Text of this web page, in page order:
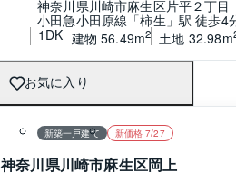
神奈川県川崎市麻生区片平２丁目
小田急小田原線「柿生」駅 徒歩4
1DK 建物 56.49m2 土地 32.98m
お気に入り
新築一戸建て 新価格 7/27
神奈川県川崎市麻生区岡上